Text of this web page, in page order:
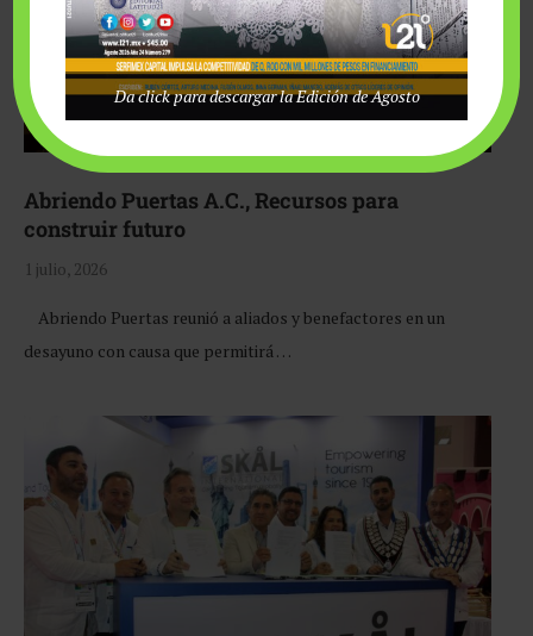
Abriendo Puertas A.C., Recursos para
construir futuro
1 julio, 2026
Abriendo Puertas reunió a aliados y benefactores en un
desayuno con causa que permitirá …
Da click para descargar la Edición de Agosto